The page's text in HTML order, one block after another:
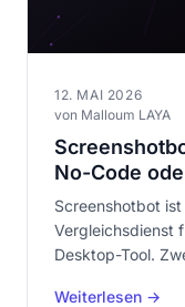
12. MAI 2026
von Malloum LAYA
No-Code
Screenshotbot
Vergleichsdienst
Desktop-Tool.
Weiterlesen →